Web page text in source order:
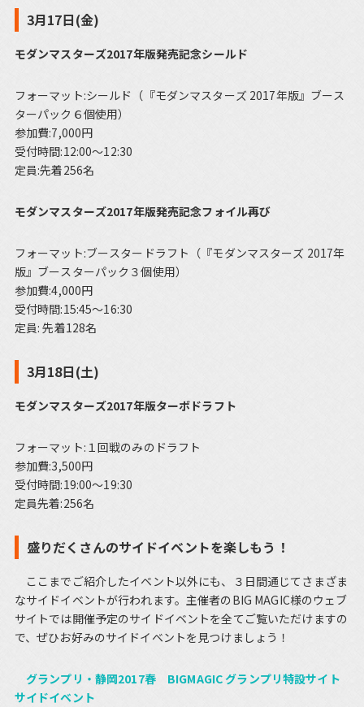
3月17日(金)
モダンマスターズ2017年版発売記念シールド
フォーマット:シールド（『モダンマスターズ 2017年版』ブース
ターパック６個使用）
参加費:7,000円
受付時間:12:00～12:30
定員:先着256名
モダンマスターズ2017年版発売記念フォイル再び
フォーマット:ブースタードラフト（『モダンマスターズ 2017年
版』ブースターパック３個使用）
参加費:4,000円
受付時間:15:45～16:30
定員: 先着128名
3月18日(土)
モダンマスターズ2017年版ターボドラフト
フォーマット:１回戦のみのドラフト
参加費:3,500円
受付時間:19:00～19:30
定員先着:256名
盛りだくさんのサイドイベントを楽しもう！
ここまでご紹介したイベント以外にも、３日間通じてさまざま
なサイドイベントが行われます。主催者のBIG MAGIC様のウェブ
サイトでは開催予定のサイドイベントを全てご覧いただけますの
で、ぜひお好みのサイドイベントを見つけましょう！
グランプリ・静岡2017春 BIGMAGIC グランプリ特設サイト
サイドイベント